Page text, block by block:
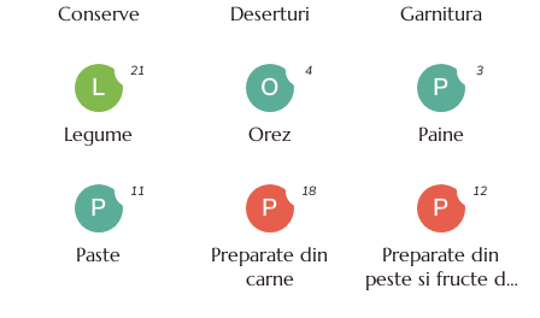
Conserve Deserturi Garnitura
L
Legume
21
O
Orez
4
P
Paine
3
P
Paste
11
P
Preparate din
carne
18
P
Preparate din
peste si fructe de
12